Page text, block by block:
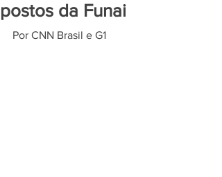
postos da Funai
Por CNN Brasil e G1